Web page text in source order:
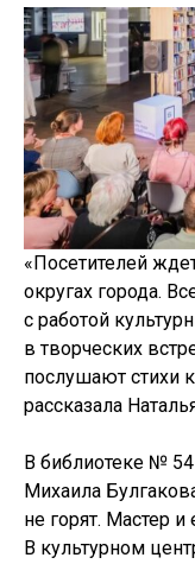
«Посетителей
округах города.
с работой
в творческих
послушают стихи
рассказала
В библиотеке №
Михаила
не горят. Мастер
В культурном